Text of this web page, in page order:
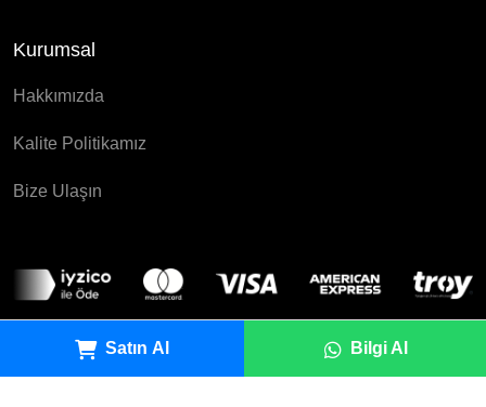
Satın Al Bilgi Al
Kurumsal
Hakkımızda
Kalite Politikamız
Bize Ulaşın